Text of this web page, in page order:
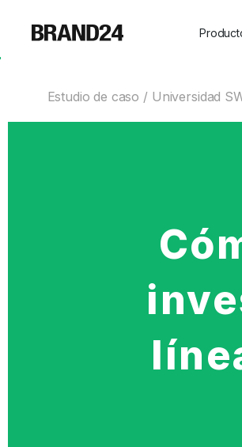
Para
Estudio de caso Universidad